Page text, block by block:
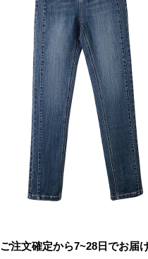
ご注文確定から7~28日でお届